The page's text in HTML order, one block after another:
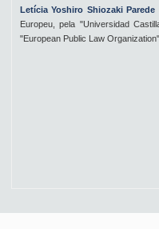
Letícia Yoshiro Shiozaki Parede
Europeu, pela "Universidad
"European Public Law